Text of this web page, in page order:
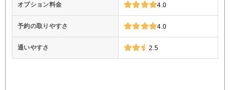
オプション料金 4.0
予約の取りやすさ 4.0
通いやすさ 2.5